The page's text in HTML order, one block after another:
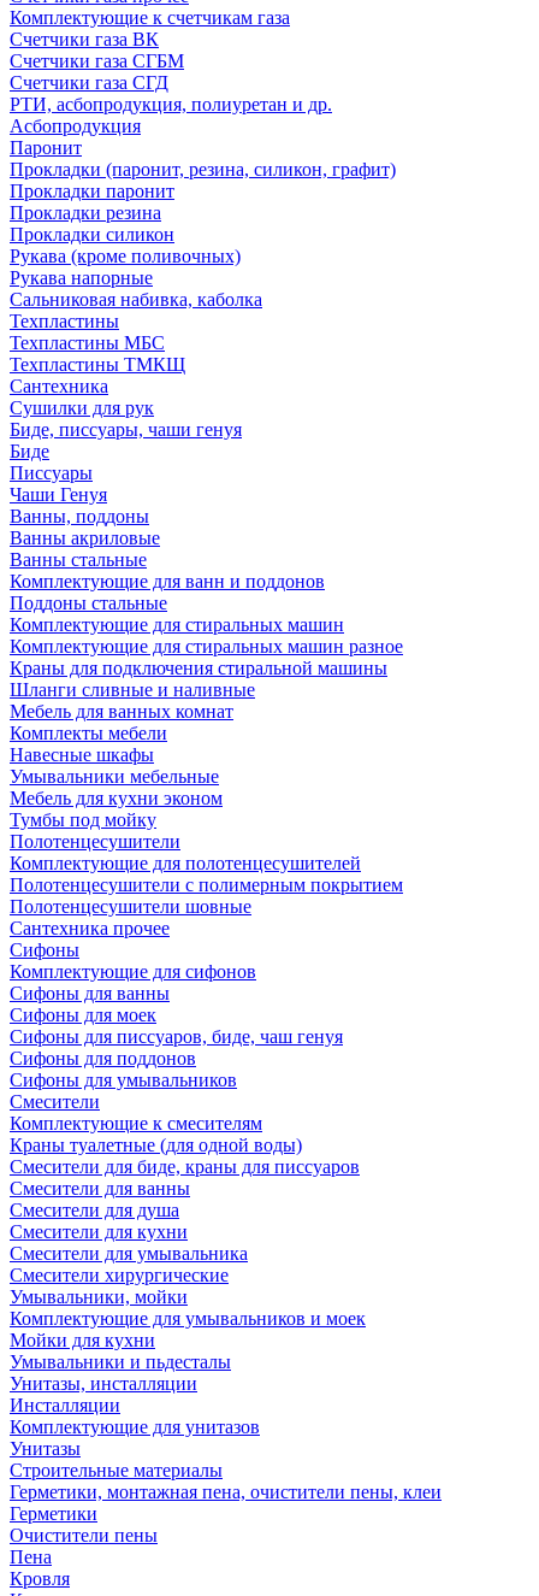
Комплектующие к счетчикам газа
Счетчики газа ВК
Счетчики газа СГБМ
Счетчики газа СГД
РТИ, асбопродукция, полиуретан и др.
Асбопродукция
Паронит
Прокладки (паронит, резина, силикон, графит)
Прокладки паронит
Прокладки резина
Прокладки силикон
Рукава (кроме поливочных)
Рукава напорные
Сальниковая набивка, каболка
Техпластины
Техпластины МБС
Техпластины ТМКЩ
Сантехника
Сушилки для рук
Биде, писсуары, чаши генуя
Биде
Писсуары
Чаши Генуя
Ванны, поддоны
Ванны акриловые
Ванны стальные
Комплектующие для ванн и поддонов
Поддоны стальные
Комплектующие для стиральных машин
Комплектующие для стиральных машин разное
Краны для подключения стиральной машины
Шланги сливные и наливные
Мебель для ванных комнат
Комплекты мебели
Навесные шкафы
Умывальники мебельные
Мебель для кухни эконом
Тумбы под мойку
Полотенцесушители
Комплектующие для полотенцесушителей
Полотенцесушители с полимерным покрытием
Полотенцесушители шовные
Сантехника прочее
Сифоны
Комплектующие для сифонов
Сифоны для ванны
Сифоны для моек
Сифоны для писсуаров, биде, чаш генуя
Сифоны для поддонов
Сифоны для умывальников
Смесители
Комплектующие к смесителям
Краны туалетные (для одной воды)
Смесители для биде, краны для писсуаров
Смесители для ванны
Смесители для душа
Смесители для кухни
Смесители для умывальника
Смесители хирургические
Умывальники, мойки
Комплектующие для умывальников и моек
Мойки для кухни
Умывальники и пьдесталы
Унитазы, инсталляции
Инсталляции
Комплектующие для унитазов
Унитазы
Строительные материалы
Герметики, монтажная пена, очистители пены, клеи
Герметики
Очистители пены
Пена
Кровля